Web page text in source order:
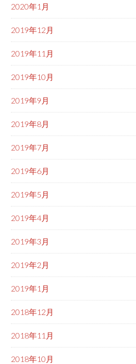
2020年1月
2019年12月
2019年11月
2019年10月
2019年9月
2019年8月
2019年7月
2019年6月
2019年5月
2019年4月
2019年3月
2019年2月
2019年1月
2018年12月
2018年11月
2018年10月